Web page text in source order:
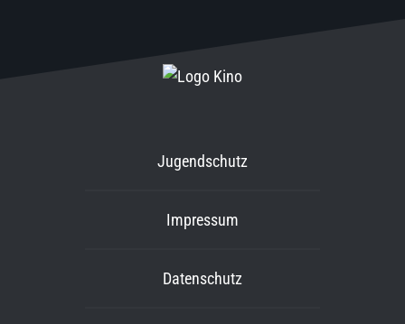
Jugendschutz
Impressum
Datenschutz